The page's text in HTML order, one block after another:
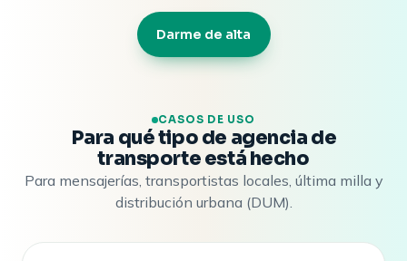
Darme de alta
CASOS DE USO
Para qué tipo de agencia de
transporte está hecho
Para mensajerías, transportistas locales, última milla y
distribución urbana (DUM).